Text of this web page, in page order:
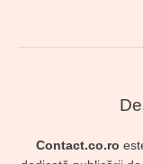
Contact.co.ro